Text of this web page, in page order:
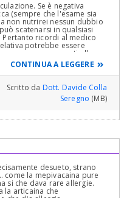
Se è negativa
(sempre che l'esame sia
non nutrirei nessun dubbio
scatenarsi in qualsiasi
Pertanto ricordi al medico
potrebbe essere
per essere pronti alla
in caso di bisogno. Ne
organizzarsi per
protetta. Cordiali saluti.
CONTINUA A LEGGERE
Scritto da Dott. Davide Colla
Seregno (MB)
desueto, strano
come la mepivacaina pure
si che dava rare allergie.
la articaina che